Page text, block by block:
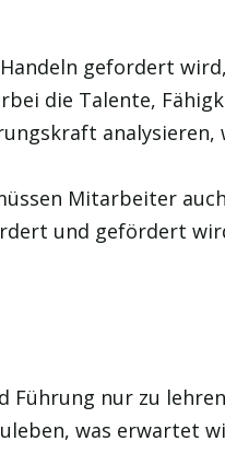
gefordert
die Talente,
Mitarbeiter
und gefördert
Führung nur zu
was erwartet